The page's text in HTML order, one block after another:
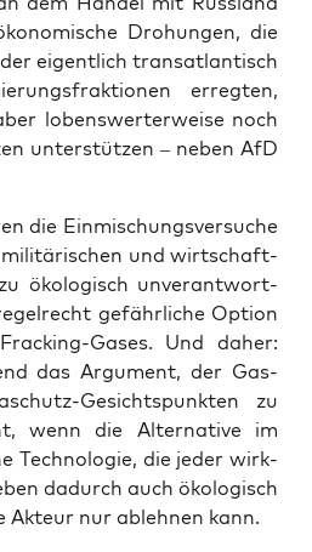
Dro­hun­gen, die
eigent­lich trans­at­lan­tisch
erreg­ten,
lobens­wer­ter­wei­se noch
unter­stüt­zen – neben AfD
die Ein­mi­schungs­ver­su­che
mili­tä­ri­schen und wirt­schaft­
öko­lo­gisch unver­ant­wort­
gefähr­li­che Opti­on
Gases. Und daher:
das Argu­ment, der Gas-
Gesichts­punk­ten zu
wenn die Alter­na­ti­ve im
Tech­no­lo­gie, die jeder wirk­
dadurch auch öko­lo­gisch
Akteur nur ableh­nen kann.